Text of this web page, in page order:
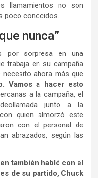
llamamientos no son
poco conocidos.
nunca”
por sorpresa en una
trabaja en su campaña
necesito ahora más que
Vamos a hacer esto
a la campaña, el
junto a la
quien almorzó este
con el personal de
abrazados, según las
también habló con el
de su partido, Chuck